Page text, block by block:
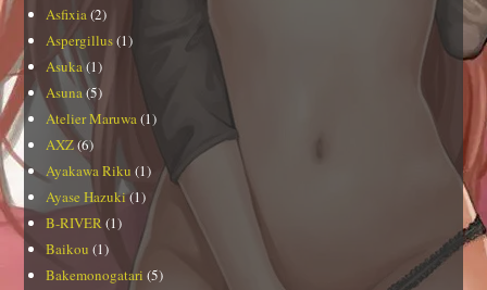
Asfixia(2)
Aspergillus(1)
Asuka(1)
Asuna(5)
Atelier Maruwa(1)
AXZ(6)
Ayakawa Riku (1)
Ayase Hazuki(1)
B-RIVER(1)
Baikou (1)
Bakemonogatari (5)